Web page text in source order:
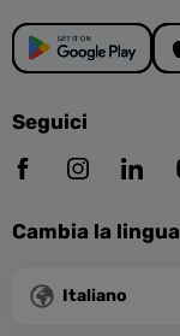
Seguici
Cambia la lingua
Italiano